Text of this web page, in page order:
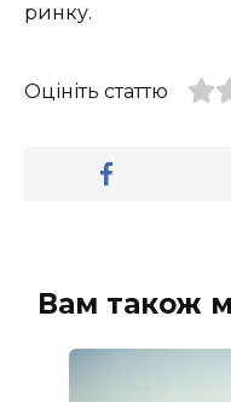
ринку.
Оцініть статтю
Вам також